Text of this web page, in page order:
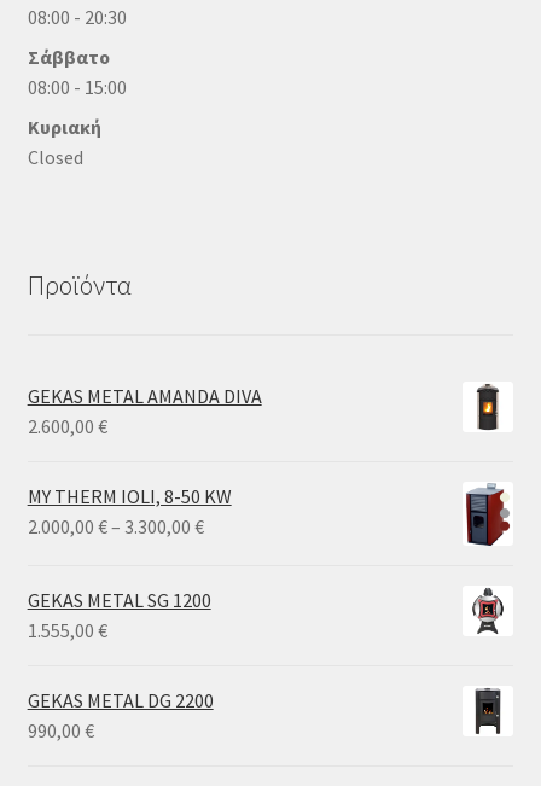
08:00 - 20:30
Σάββατο
08:00 - 15:00
Κυριακή
Closed
Προϊόντα
GEKAS METAL AMANDA DIVA
2.600,00 €
MY THERM IOLI, 8-50 KW
2.000,00 €– 3.300,00 €Price
through
GEKAS METAL SG 1200
1.555,00 €
GEKAS METAL DG 2200
990,00 €